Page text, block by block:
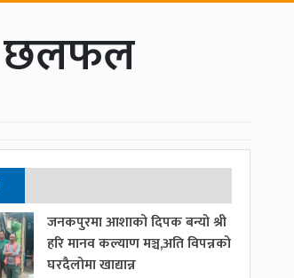
छलफल
जनकपुरमा आशाको दिपक बन्यो श्री
हरि मानव कल्याण मञ्च,अति विपन्नको
घरदैलोमा खाद्यान्न